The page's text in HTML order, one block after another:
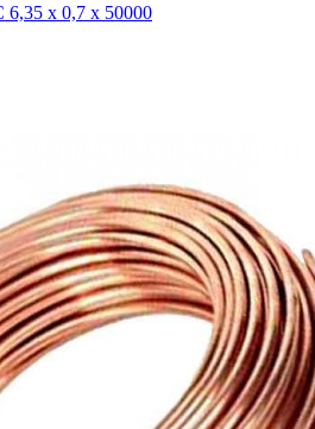
6,35 х 0,7 х 50000